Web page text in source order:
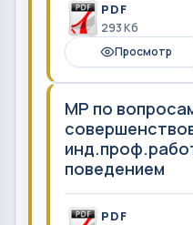
PDF
293 Кб
Просмотр
МР по
поведением
PDF